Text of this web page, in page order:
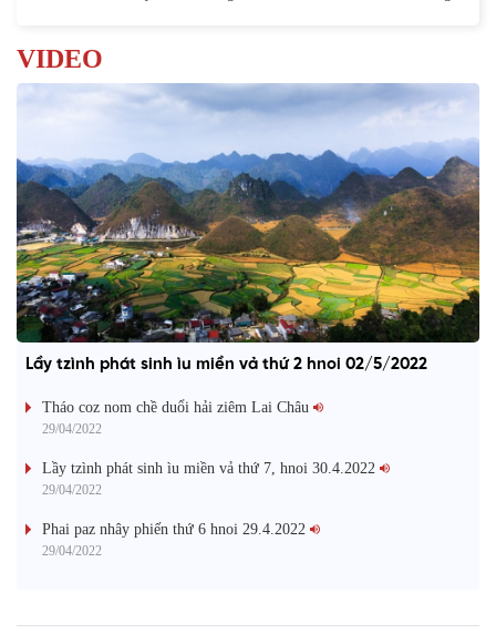
VIDEO
Lầy tzình phát sinh ìu miền vả thứ 2 hnoi 02/5/2022
Tháo coz nom chề duổi hải ziêm Lai Châu
29/04/2022
Lầy tzình phát sinh ìu miền vả thứ 7, hnoi 30.4.2022
29/04/2022
Phai paz nhây phiến thứ 6 hnoi 29.4.2022
29/04/2022